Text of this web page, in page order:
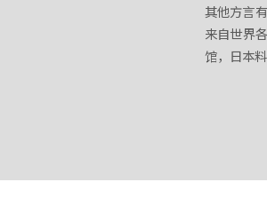
其他方言
来自世界
馆，日本